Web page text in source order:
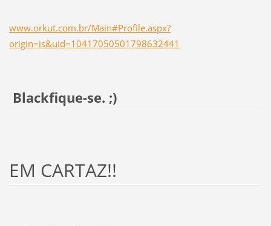
www.orkut.com.br/Main#Profile.aspx?
origin=is&uid=10417050501798632441
Blackfique-se. ;)
EM CARTAZ!!